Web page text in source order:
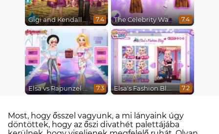
Gigi and Kendall Fashionistas 7.4 The Celebrity Way Of Life 7.4
Elsa vs Rapunzel Fashion Game 7.3 Elsa's Fashion Blog 7.2
Most, hogy ősszel vagyunk, a mi lányaink úgy
döntöttek, hogy az őszi divathét palettájába